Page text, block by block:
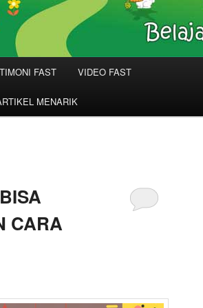
FAST VIDEO FAST
MENARIK
CARA